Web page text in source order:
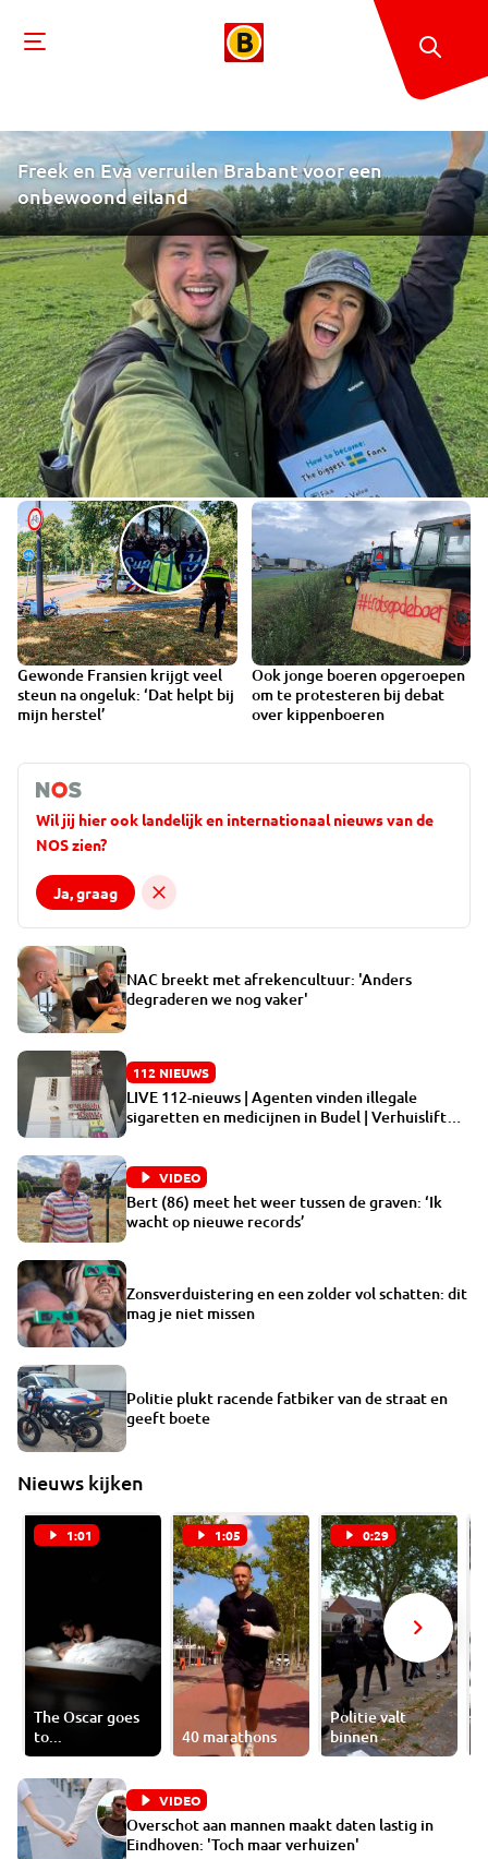
Freek en Eva verruilen Brabant voor een
onbewoond eiland
Gewonde Fransien krijgt veel
steun na ongeluk: ‘Dat helpt bij
mijn herstel’
Ook jonge boeren opgeroepen
om te protesteren bij debat
over kippenboeren
Wil jij hier ook landelijk en internationaal nieuws van de
NOS zien?
Ja, graag
NAC breekt met afrekencultuur: 'Anders
degraderen we nog vaker'
112 NIEUWS
LIVE 112-nieuws | Agenten vinden illegale
sigaretten en medicijnen in Budel | Verhuislift
VIDEO
Bert (86) meet het weer tussen de graven: ‘Ik
wacht op nieuwe records’
Zonsverduistering en een zolder vol schatten: dit
mag je niet missen
Politie plukt racende fatbiker van de straat en
geeft boete
Nieuws kijken
1:01
The Oscar goes
to...
1:05
40 marathons
0:29
Politie valt
binnen
VIDEO
Overschot aan mannen maakt daten lastig in
Eindhoven: 'Toch maar verhuizen'